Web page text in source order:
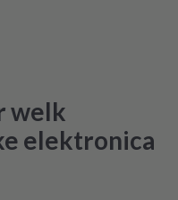
welk
elektronica